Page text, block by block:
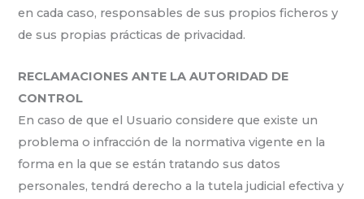
en cada caso, responsables de sus propios ficheros y
de sus propias prácticas de privacidad.
RECLAMACIONES ANTE LA AUTORIDAD DE
CONTROL
En caso de que el Usuario considere que existe un
problema o infracción de la normativa vigente en la
forma en la que se están tratando sus datos
personales, tendrá derecho a la tutela judicial efectiva y